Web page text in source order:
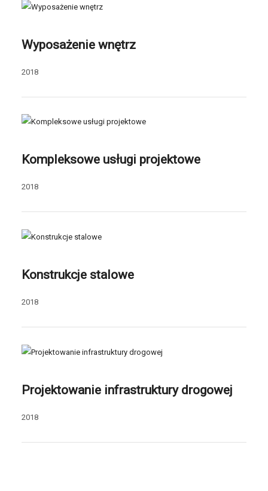
Wyposażenie wnętrz
2018
Kompleksowe usługi projektowe
2018
Konstrukcje stalowe
2018
Projektowanie infrastruktury drogowej
2018